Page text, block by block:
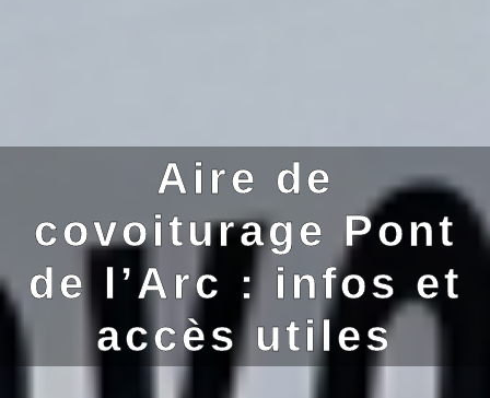
Aire de
covoiturage Pont
de l’Arc : infos et
accès utiles